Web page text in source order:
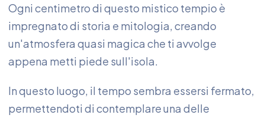
Ogni centimetro di questo mistico tempio è
impregnato di storia e mitologia, creando
un'atmosfera quasi magica che ti avvolge
appena metti piede sull'isola.
In questo luogo, il tempo sembra essersi fermato,
permettendoti di contemplare una delle